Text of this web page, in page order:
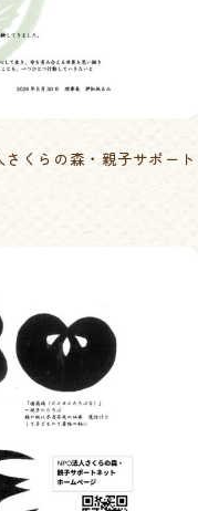
くらの森・親子サポート